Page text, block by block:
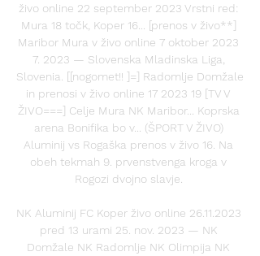
živo online 22 september 2023 Vrstni red:
Mura 18 točk, Koper 16... [prenos v živo**]
Maribor Mura v živo online 7 oktober 2023
7. 2023 — Slovenska Mladinska Liga,
Slovenia. [[nogomet!! ]=] Radomlje Domžale
in prenosi v živo online 17 2023 19 [TV V
ŽIVO===] Celje Mura NK Maribor... Koprska
arena Bonifika bo v... (ŠPORT V ŽIVO)
Aluminij vs Rogaška prenos v živo 16. Na
obeh tekmah 9. prvenstvenga kroga v
Rogozi dvojno slavje.
NK Aluminij FC Koper živo online 26.11.2023
pred 13 urami 25. nov. 2023 — NK
Domžale NK Radomlje NK Olimpija NK